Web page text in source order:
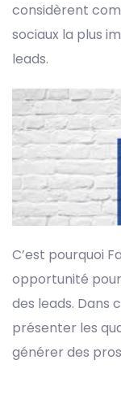
considèrent
sociaux la plus
leads.
C’est pourquoi
opportunité
des leads. Dans
présenter les
générer des